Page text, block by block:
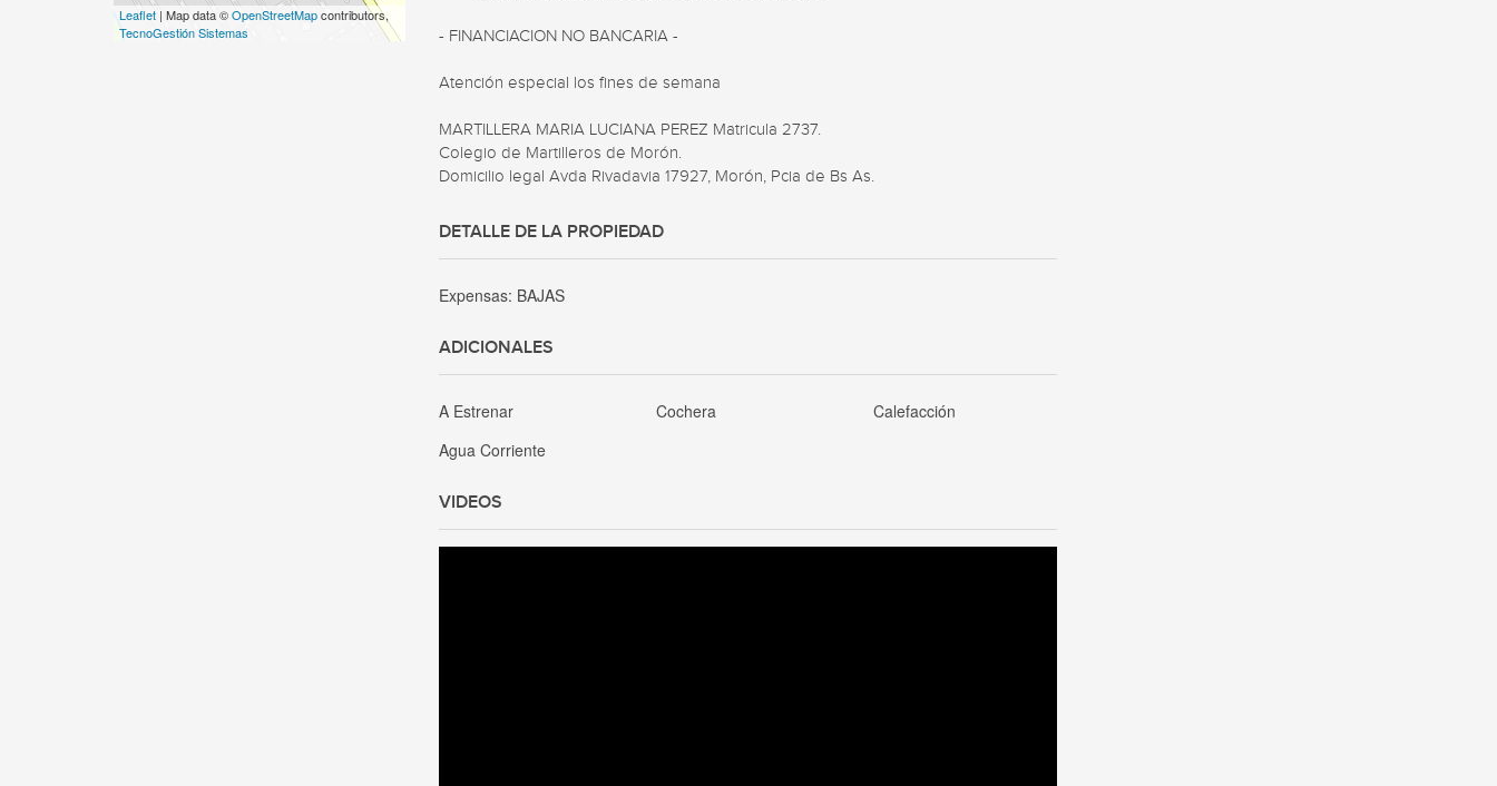
Leaflet | Map data ©OpenStreetMapcontributors,
TecnoGestión Sistemas
- FINANCIACION NO BANCARIA -
Atención especial los fines de semana
MARTILLERA MARIA LUCIANA PEREZ Matricula 2737.
Colegio de Martilleros de Morón.
Domicilio legal Avda Rivadavia 17927, Morón, Pcia de Bs As.
DETALLE DE LA PROPIEDAD
Expensas: BAJAS
ADICIONALES
A Estrenar Cochera
Calefacción
Agua Corriente
VIDEOS